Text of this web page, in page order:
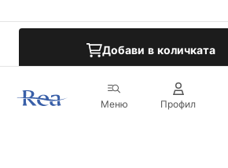
Меню Профил
Добави в количката